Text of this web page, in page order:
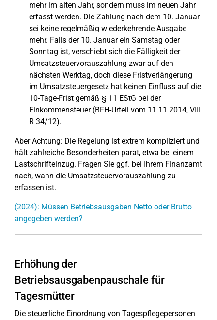
mehr im alten Jahr, sondern muss im neuen Jahr
erfasst werden. Die Zahlung nach dem 10. Januar
sei keine regelmäßig wiederkehrende Ausgabe
mehr. Falls der 10. Januar ein Samstag oder
Sonntag ist, verschiebt sich die Fälligkeit der
Umsatzsteuervorauszahlung zwar auf den
nächsten Werktag, doch diese Fristverlängerung
im Umsatzsteuergesetz hat keinen Einfluss auf die
10-Tage-Frist gemäß § 11 EStG bei der
Einkommensteuer (BFH-Urteil vom 11.11.2014, VIII
R 34/12).
Aber Achtung: Die Regelung ist extrem kompliziert und
hält zahlreiche Besonderheiten parat, etwa bei einem
Lastschrifteinzug. Fragen Sie ggf. bei Ihrem Finanzamt
nach, wann die Umsatzsteuervorauszahlung zu
erfassen ist.
(2024): Müssen Betriebsausgaben Netto oder Brutto
angegeben werden?
Erhöhung der
Betriebsausgabenpauschale für
Tagesmütter
Die steuerliche Einordnung von Tagespflegepersonen